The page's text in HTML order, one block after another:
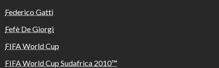
Federico Gatti
Fefè De Giorgi
FIFA World Cup
FIFA World Cup Sudafrica 2010™️